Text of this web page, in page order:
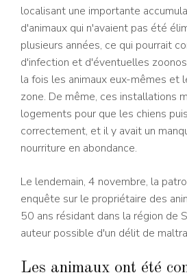
localisant une importante
d'animaux qui n'avaient pas été
plusieurs années, ce qui pourrait
d'infection et d'éventuelles
la fois les animaux eux-mêmes et
zone. De même, ces installations
logements pour que les chiens
correctement, et il y avait un
nourriture en abondance.
Le lendemain, 4 novembre, la
enquête sur le propriétaire des
50 ans résidant dans la région de
auteur possible d'un délit de
Les animaux ont été